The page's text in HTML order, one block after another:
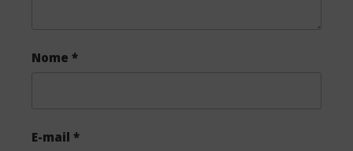
Nome *
E-mail *